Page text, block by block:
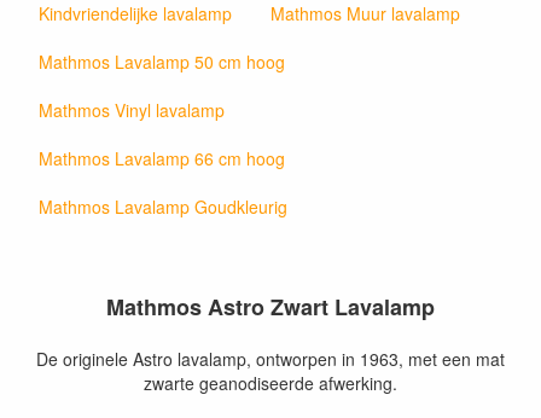
Kindvriendelijke lavalamp
Mathmos Muur lavalamp
Mathmos Lavalamp 50 cm hoog
Mathmos Vinyl lavalamp
Mathmos Lavalamp 66 cm hoog
Mathmos Lavalamp Goudkleurig
Mathmos Astro Zwart Lavalamp
De originele Astro lavalamp, ontworpen in 1963, met een mat
zwarte geanodiseerde afwerking.